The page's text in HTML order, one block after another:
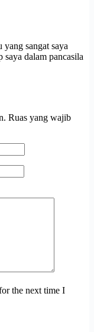
sangat saya
dalam pancasila
Ruas yang wajib
the next time I